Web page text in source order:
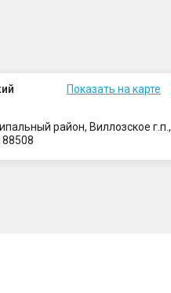
Показать на карте
район, Виллозское г.п.,